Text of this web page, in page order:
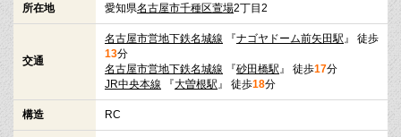
所在地 愛知県名古屋市千種区萱場2丁目2
交通
名古屋市営地下鉄名城線 『ナゴヤドーム前矢田駅 』 徒歩
13分
名古屋市営地下鉄名城線 『砂田橋駅 』 徒歩17分
JR中央本線 『大曽根駅 』 徒歩18分
構造 RC